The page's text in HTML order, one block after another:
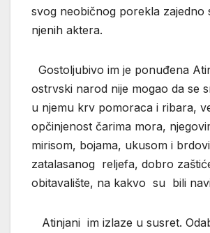
svog neobičnog porekla zajedno
njenih aktera.
Gostoljubivo im je ponuđena
ostrvski narod nije mogao da se
u njemu krv pomoraca i ribara,
opčinjenost čarima mora,
mirisom, bojama, ukusom i
zatalasanog reljefa, dobro
obitavalište, na kakvo su bili
Atinjani im izlaze u susret.